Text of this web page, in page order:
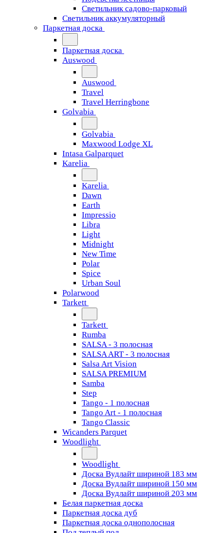
Светильник садово-парковый
Светильник аккумуляторный
Паркетная доска
Паркетная доска
Auswood
Auswood
Travel
Travel Herringbone
Golvabia
Golvabia
Maxwood Lodge XL
Intasa Galparquet
Karelia
Karelia
Dawn
Earth
Impressio
Libra
Light
Midnight
New Time
Polar
Spice
Urban Soul
Polarwood
Tarkett
Tarkett
Rumba
SALSA - 3 полосная
SALSA ART - 3 полосная
Salsa Art Vision
SALSA PREMIUM
Samba
Step
Tango - 1 полосная
Tango Art - 1 полосная
Tango Classiс
Wicanders Parquet
Woodlight
Woodlight
Доска Вудлайт шириной 183 мм
Доска Вудлайт шириной 150 мм
Доска Вудлайт шириной 203 мм
Белая паркетная доска
Паркетная доска дуб
Паркетная доска однополосная